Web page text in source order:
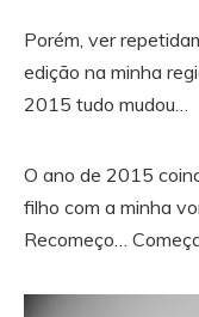
Porém, ver
edição na minha
2015 tudo mudou…
O ano de 2015
filho com a minha
Recomeço…